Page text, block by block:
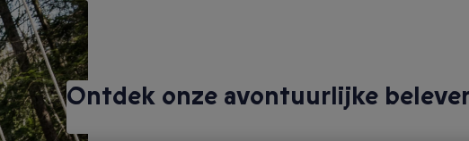
Ontdek onze avontuurlijke